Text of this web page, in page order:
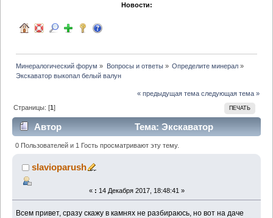
Новости:
Минералогический форум » Вопросы и ответы» Определите минерал»
Экскаватор выкопал белый валун
« предыдущая тема следующая тема »
ПЕЧАТЬ
Страницы: [1]
Автор
Тема: Экскаватор
выкопал белый валун (Прочитано 1170 раз)
0 Пользователей и 1 Гость просматривают эту тему.
slavioparush
« : 14 Декабря 2017, 18:48:41 »
Всем привет, сразу скажу в камнях не разбираюсь, но вот на даче